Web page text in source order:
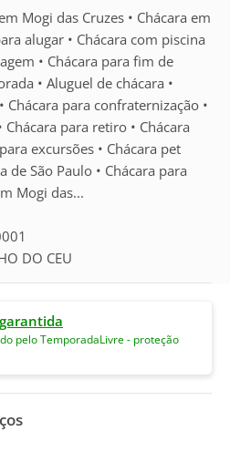
Mogi das Cruzes • Chácara em
alugar • Chácara com piscina
• Chácara para fim de
• Aluguel de chácara •
Chácara para confraternização •
para retiro • Chácara
excursões • Chácara pet
São Paulo • Chácara para
Mogi das...
DO CEU
pelo TemporadaLivre - proteção